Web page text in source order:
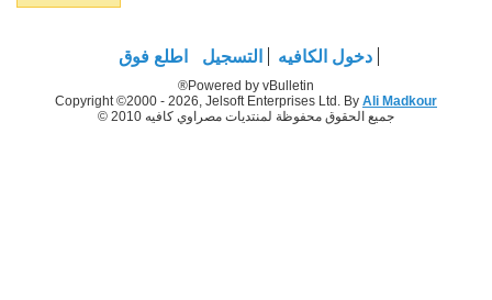
دخول الكافيه التسجيل اطلع فوق
Powered by vBulletin®
Copyright ©2000 - 2026, Jelsoft Enterprises Ltd. By Ali Madkour
جميع الحقوق محفوظة لمنتديات مصراوي كافيه 2010 ©